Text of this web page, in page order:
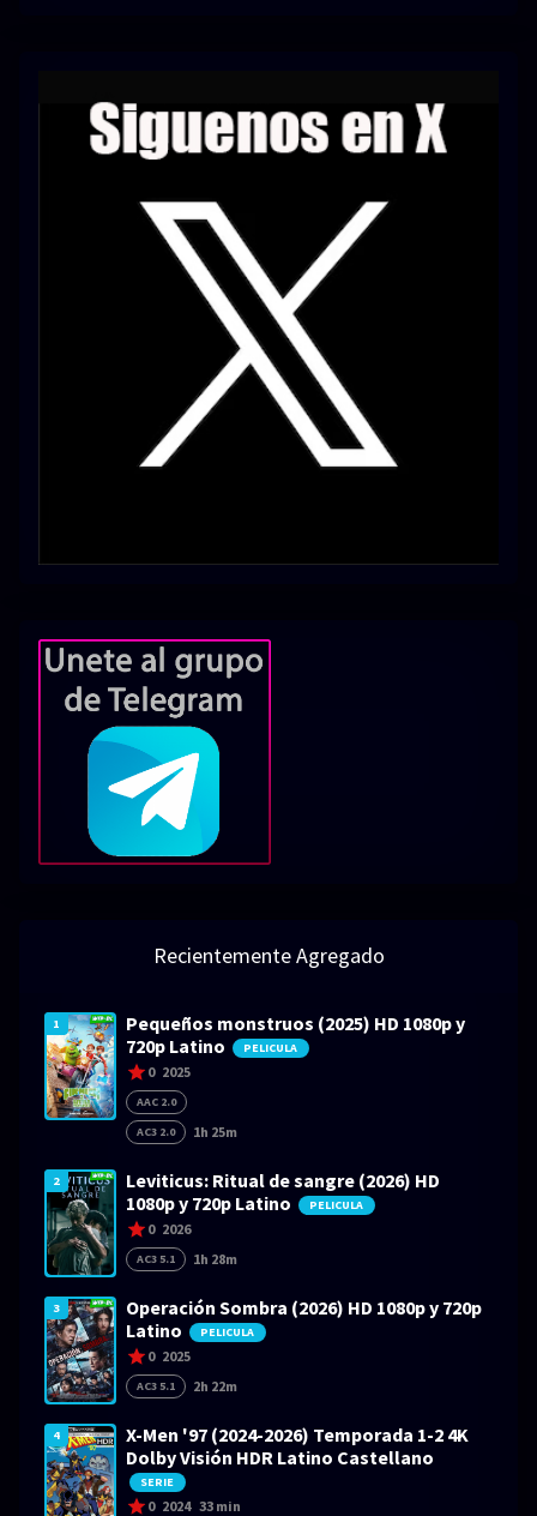
Recientemente Agregado
1
Pequeños monstruos (2025) HD 1080p y
720p Latino
PELICULA
0 2025
AAC 2.0
AC3 2.0
1h 25m
2
Leviticus: Ritual de sangre (2026) HD
1080p y 720p Latino
PELICULA
0 2026
AC3 5.1 1h 28m
3
Operación Sombra (2026) HD 1080p y 720p
Latino
PELICULA
0 2025
AC3 5.1 2h 22m
4
X-Men '97 (2024-2026) Temporada 1-2 4K
Dolby Visión HDR Latino Castellano
SERIE
0 2024 33 min